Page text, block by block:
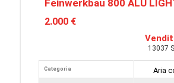
Feinwerkbau 800 ALU
2.000 €
13037
Categoria
Aria